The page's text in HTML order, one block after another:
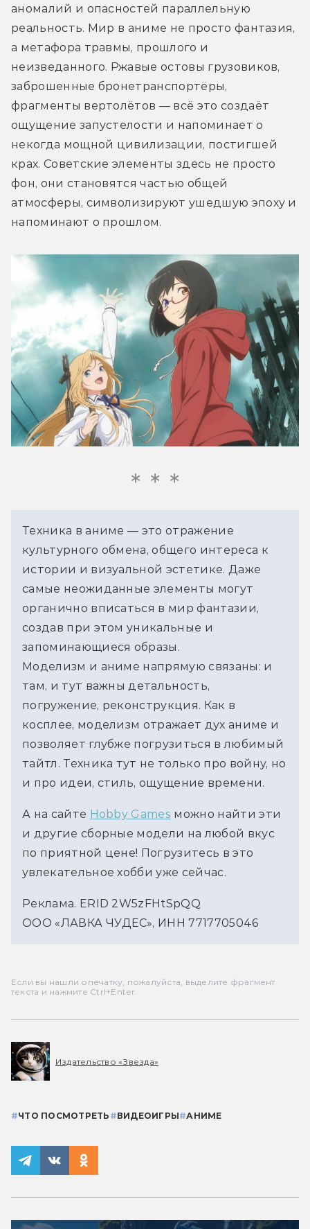
аномалий и опасностей параллельную
реальность. Мир в аниме не просто фантазия,
а метафора травмы, прошлого и
неизведанного. Ржавые остовы грузовиков,
заброшенные бронетранспортёры,
фрагменты вертолётов — всё это создаёт
ощущение запустелости и напоминает о
некогда мощной цивилизации, постигшей
крах. Советские элементы здесь не просто
фон, они становятся частью общей
атмосферы, символизируют ушедшую эпоху и
напоминают о прошлом.
Техника в аниме — это отражение
культурного обмена, общего интереса к
истории и визуальной эстетике. Даже
самые неожиданные элементы могут
органично вписаться в мир фантазии,
создав при этом уникальные и
запоминающиеся образы.
Моделизм и аниме напрямую связаны: и
там, и тут важны детальность,
погружение, реконструкция. Как в
косплее, моделизм отражает дух аниме и
позволяет глубже погрузиться в любимый
тайтл. Техника тут не только про войну, но
и про идеи, стиль, ощущение времени.
А на сайте Hobby Games можно найти эти
и другие сборные модели на любой вкус
по приятной цене! Погрузитесь в это
увлекательное хобби уже сейчас.
Реклама. ERID 2W5zFHtSpQQ
ООО «ЛАВКА ЧУДЕС», ИНН 7717705046
Если вы нашли опечатку, пожалуйста, выделите фрагмент
текста и нажмите Ctrl+Enter.
Издательство «Звезда»
#ЧТО ПОСМОТРЕТЬ #ВИДЕОИГРЫ#АНИМЕ